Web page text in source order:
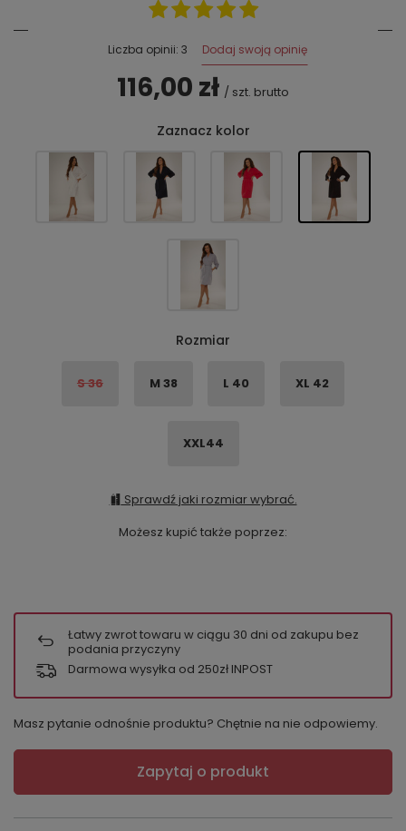
Liczba opinii: 3 Dodaj swoją opinię
116,00 zł / szt. brutto
Zaznacz kolor
Rozmiar
S 36 M 38 L 40 XL 42
XXL44
Sprawdź jaki rozmiar wybrać.
Możesz kupić także poprzez:
Łatwy zwrot towaru w ciągu 30 dni od zakupu bez
podania przyczyny
Darmowa wysyłka od 250zł INPOST
Masz pytanie odnośnie produktu? Chętnie na nie odpowiemy.
Zapytaj o produkt